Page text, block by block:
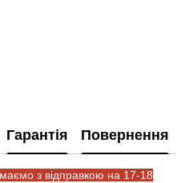
Гарантія Повернення
з відправкою на 17-18